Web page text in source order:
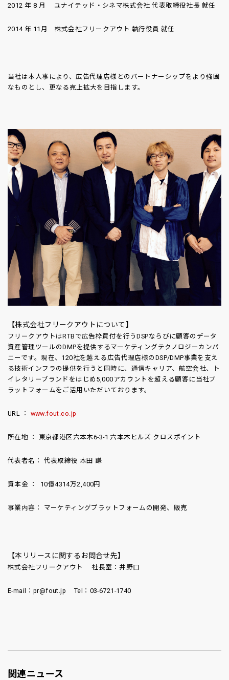
2012 年 8 月 ユナイテッド・シネマ株式会社 代表取締役社長 就任
2014 年 11月 株式会社フリークアウト 執行役員 就任
当社は本人事により、広告代理店様とのパートナーシップをより強固
なものとし、更なる売上拡大を目指します。
【株式会社フリークアウトについて】
フリークアウトはRTBで広告枠買付を行うDSPならびに顧客のデータ
資産管理ツールのDMPを提供するマーケティングテクノロジーカンパ
ニーです。現在、120社を越える広告代理店様のDSP/DMP事業を支え
る技術インフラの提供を行うと同時に、通信キャリア、航空会社、ト
イレタリーブランドをはじめ5,000アカウントを超える顧客に当社プ
ラットフォームをご活用いただいております。
URL ： www.fout.co.jp
所在地 ： 東京都港区六本木6-3-1 六本木ヒルズ クロスポイント
代表者名： 代表取締役 本田 謙
資本金 ： 10億4314万2,400円
事業内容： マーケティングプラットフォームの開発、販売
【本リリースに関するお問合せ先】
株式会社フリークアウト 社長室：井野口
E-mail：pr@fout.jp Tel：03-6721-1740
関連ニュース